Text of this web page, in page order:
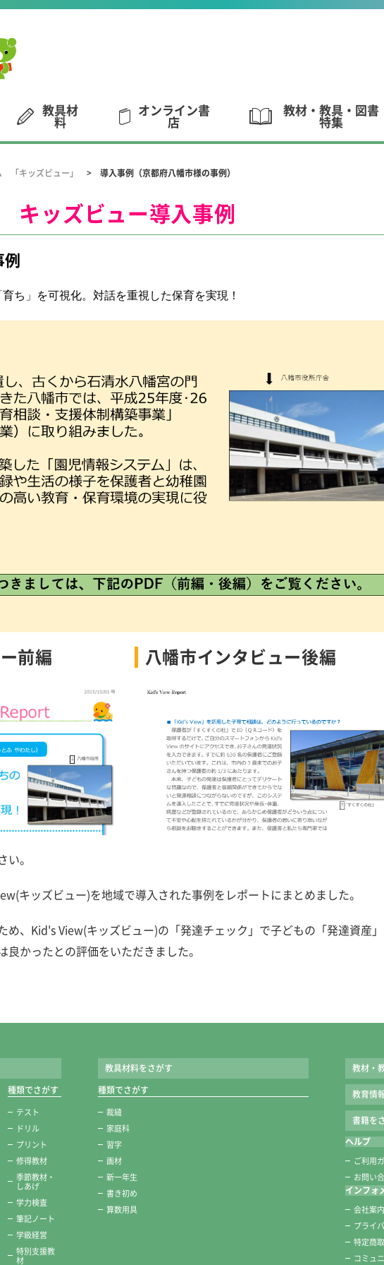
教具材
料
オンライン書
店
教材・教具・図書
特集
「キッズビュー」 導入事例（京都府八幡市様の事例）
キッズビュー導入事例
ち」を可視化。 対話を重視した保育を実現！
前編 八幡市インタビュー後編
い。
キッズビュー)を地域で導入された事例をレポートにまとめました。
め、Kid's View(キッズビュー)の「発達チェック」で子どもの「発達資産
良かったとの評価をいただきました。
種類でさがす
テスト
ドリル
プリント
修得教材
季節教材・
しあげ
学力検査
筆記ノート
学級経営
特別支援教
材
教具材料をさがす
種類でさがす
裁縫
家庭科
習字
画材
新一年生
書き初め
算数用具
教材・
教育情
書籍を
ヘルプ
ご利用
お問い
インフォ
会社案内
プライ
特定商
コミュ